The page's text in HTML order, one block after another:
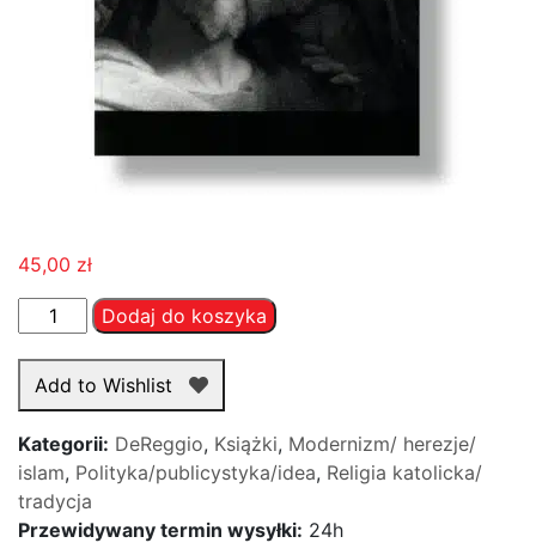
45,00 zł
ilość
kard.
Louis
Billot
-
Tradycja
kontra
modernizm
Dodaj do koszyka
Add to Wishlist
Kategorii: DeReggio, Książki, Modernizm/ herezje/
islam, Polityka/publicystyka/idea, Religia katolicka/
tradycja
Przewidywany termin wysyłki: 24h